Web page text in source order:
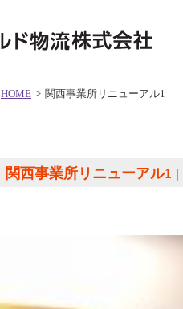
HOME > 関西事業所リニューアル1
関西事業所リニューアル1